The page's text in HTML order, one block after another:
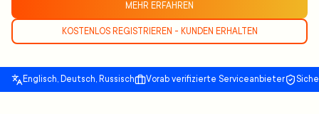
MEHR ERFAHREN
KOSTENLOS REGISTRIEREN - KUNDEN ERHALTEN
Englisch, Deutsch, Russisch Vorab verifizierte Serviceanbieter